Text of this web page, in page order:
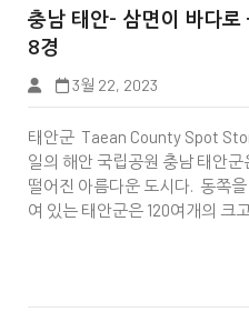


충남 태안- 삼면이 바다
8경
3월 22, 2023
태안군 Taean County Spot
일의 해안 국립공원 충남 태안
떨어진 아름다운 도시다. 동쪽
여 있는 태안군은 120여개의 크
충청북도